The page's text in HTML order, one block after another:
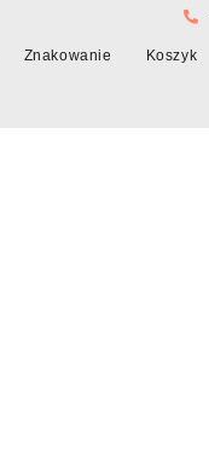
Znakowanie Koszyk